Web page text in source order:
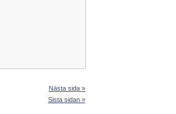
Nästa sida »
Sista sidan »